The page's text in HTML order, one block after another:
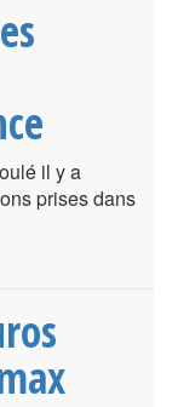
il y a
prises dans